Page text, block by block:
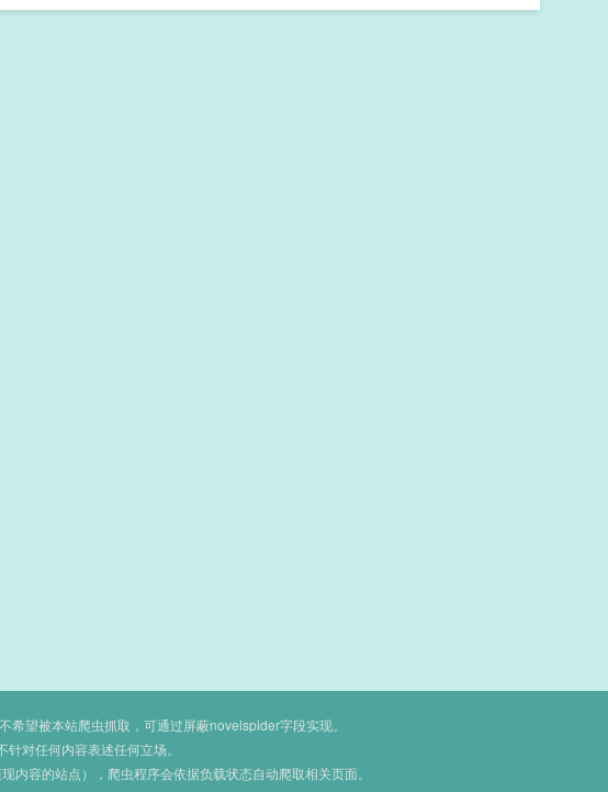
望被本站爬虫抓取，可通过屏蔽novelspider字段实现。
对任何内容表述任何立场。
容的站点），爬虫程序会依据负载状态自动爬取相关页面。